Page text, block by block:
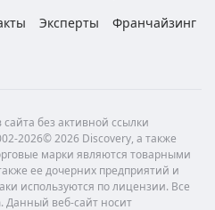
Эксперты
Франчайзинг
без активной ссылки
2026© 2026 Discovery, а также
марки являются товарными
ее дочерних предприятий и
используются по лицензии. Все
Данный веб-сайт носит